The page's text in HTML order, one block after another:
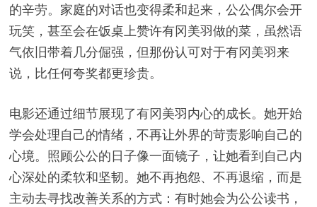
的辛劳。家庭的对话也变得柔和起来，公公偶尔会开
玩笑，甚至会在饭桌上赞许有冈美羽做的菜，虽然语
气依旧带着几分倔强，但那份认可对于有冈美羽来
说，比任何夸奖都更珍贵。
电影还通过细节展现了有冈美羽内心的成长。她开始
学会处理自己的情绪，不再让外界的苛责影响自己的
心境。照顾公公的日子像一面镜子，让她看到自己内
心深处的柔软和坚韧。她不再抱怨、不再退缩，而是
主动去寻找改善关系的方式：有时她会为公公读书，